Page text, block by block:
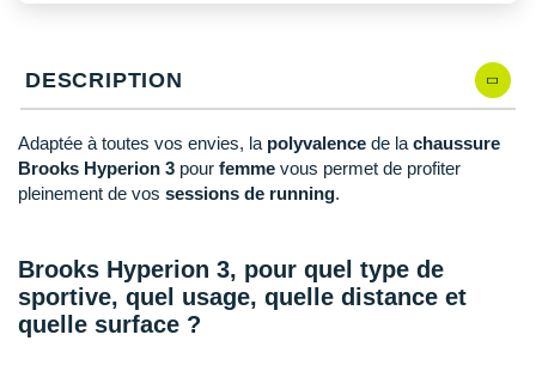
DESCRIPTION
Adaptée à toutes vos envies, la polyvalence de la chaussure
Brooks Hyperion 3 pour femme vous permet de profiter
pleinement de vos sessions de running.
Brooks Hyperion 3, pour quel type de
sportive, quel usage, quelle distance et
quelle surface ?
PAR MARQUES
DÉSTOCKAGE
+ Voir tous lesaccessoires
Odlo
On-Running
OVERSTIMS